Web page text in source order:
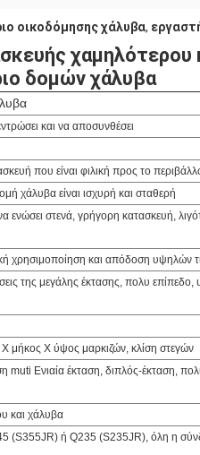
οικοδόμησης χάλυβα,
δομών χάλυβα
και να αποσυνθέσει
που είναι φιλική προς το
χάλυβα είναι ισχυρή και σταθερή
ενώσει στενά, γρήγορη κατασκευή,
χρησιμοποίηση και απόδοση υψηλών
της μεγάλης έκτασης, πολυ
μήκος Χ ύψος μαρκιζών, κλίση στεγών
muti Ενιαία έκταση, διπλός-έκταση,
και χάλυβα
(S355JR) ή Q235 (S235JR), όλη η